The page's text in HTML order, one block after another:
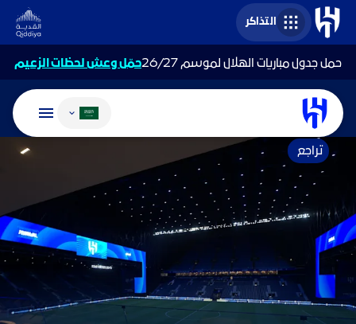
التذاكر
حمل جدول مباريات الهلال لموسم 26/27 حمّل وعش لحظات الزعيم
تغيير اللغة
تراجع